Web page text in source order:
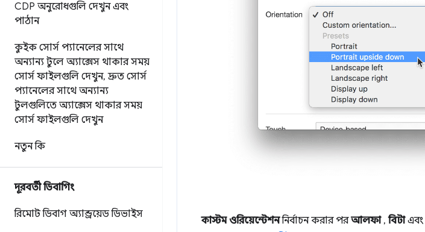
CDP অনুরোধগুলি দেখুন এবং
পাঠান
কুইক সোর্স প্যানেলের সাথে
অন্যান্য টুলে অ্যাক্সেস থাকার সময়
সোর্স ফাইলগুলি দেখুন, দ্রুত সোর্স
প্যানেলের সাথে অন্যান্য
টুলগুলিতে অ্যাক্সেস থাকার সময়
সোর্স ফাইলগুলি দেখুন
নতুন কি
দূরবর্তী ডিবাগিং
রিমোট ডিবাগ অ্যান্ড্রয়েড ডিভাইস
কাস্টম ওরিয়েন্টেশননির্বাচন করার পরআলফা,বিটাএবং